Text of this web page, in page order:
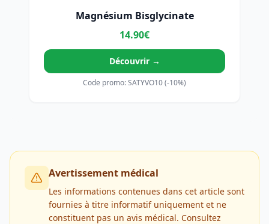
Magnésium Bisglycinate
14.90€
Découvrir →
Code promo: SATYVO10 (-10%)
Avertissement médical
Les informations contenues dans cet article sont
fournies à titre informatif uniquement et ne
constituent pas un avis médical. Consultez